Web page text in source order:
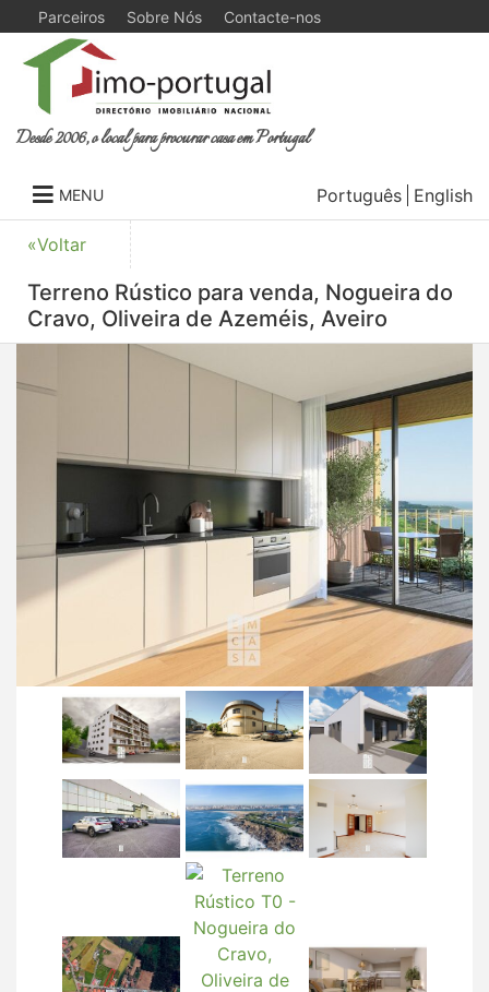
Parceiros Sobre Nós Contacte-nos
Desde 2006, o local para procurar casa em Portugal
MENU Português English
«Voltar
Terreno Rústico para venda, Nogueira do
Cravo, Oliveira de Azeméis, Aveiro